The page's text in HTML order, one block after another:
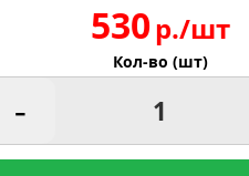
530р./шт
Кол-во (шт)
-